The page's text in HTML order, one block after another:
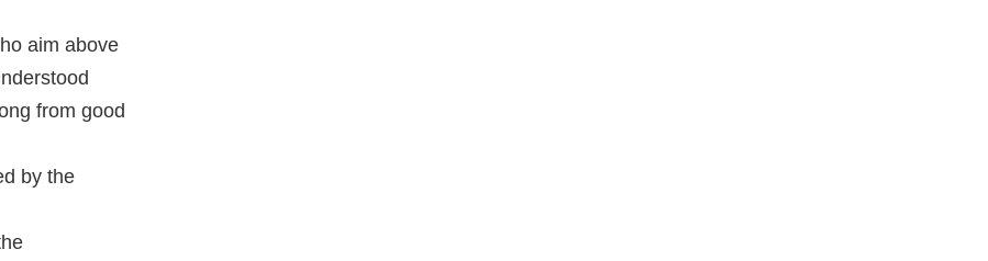
aim above
from good
by the